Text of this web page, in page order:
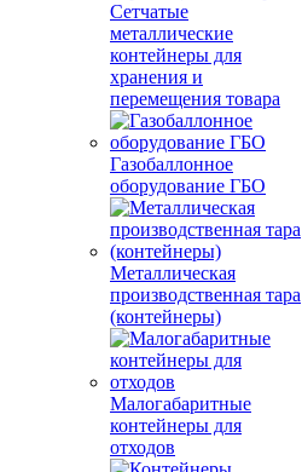
Сетчатые
металлические
контейнеры для
хранения и
перемещения товара
Газобаллонное
оборудование ГБО
Металлическая
производственная тара
(контейнеры)
Малогабаритные
контейнеры для
отходов